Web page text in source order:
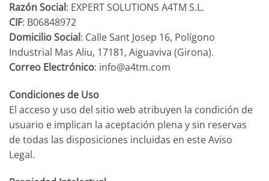
Razón Social: EXPERT SOLUTIONS A4TM S.L.
CIF: B06848972
Domicilio Social: Calle Sant Josep 16, Polígono
Industrial Mas Aliu, 17181, Aiguaviva (Girona).
Correo Electrónico: info@a4tm.com
Condiciones de Uso
El acceso y uso del sitio web atribuyen la condición de
usuario e implican la aceptación plena y sin reservas
de todas las disposiciones incluidas en este Aviso
Legal.